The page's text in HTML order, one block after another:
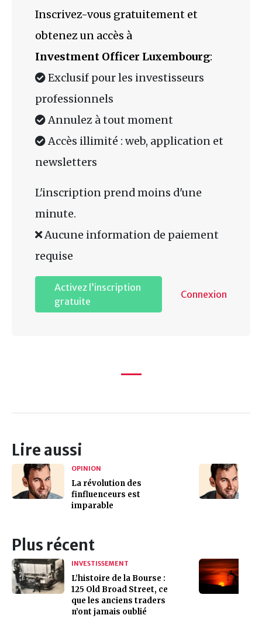
Inscrivez-vous gratuitement et
obtenez un accès à
Investment Officer Luxembourg:
Exclusif pour les investisseurs
professionnels
Annulez à tout moment
Accès illimité : web, application et
newsletters
L'inscription prend moins d'une
minute.
Aucune information de paiement
requise
Activez l’inscription
gratuite
Connexion
Lire aussi
OPINION
La révolution des
finfluenceurs est
imparable
Plus récent
INVESTISSEMENT
L’histoire de la Bourse :
125 Old Broad Street, ce
que les anciens traders
n’ont jamais oublié